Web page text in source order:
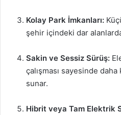
Kolay Park İmkanları:
şehir içindeki dar
Sakin ve Sessiz Sürüş:
çalışması sayesinde
sunar.
Hibrit veya Tam Elektrik